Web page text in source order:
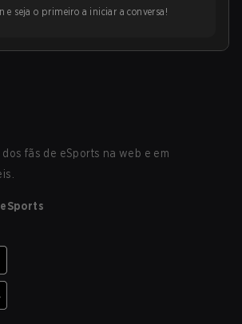
e seja o primeiro a iniciar a conversa!
dos fãs de eSports na web e em